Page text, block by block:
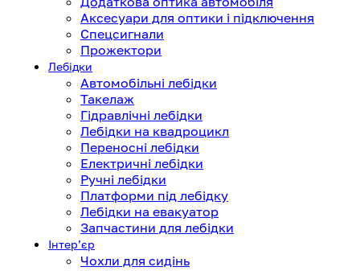
Аксесуари для оптики і підключення
Спецсигнали
Прожектори
Лебідки
Автомобільні лебідки
Такелаж
Гідравлічні лебідки
Лебідки на квадроцикл
Переносні лебідки
Електричні лебідки
Ручні лебідки
Платформи під лебідку
Лебідки на евакуатор
Запчастини для лебідки
Інтерʼєр
Чохли для сидінь